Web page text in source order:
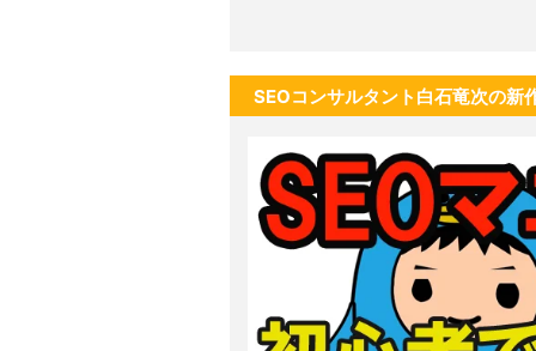
SEOコンサルタント白石竜次の新